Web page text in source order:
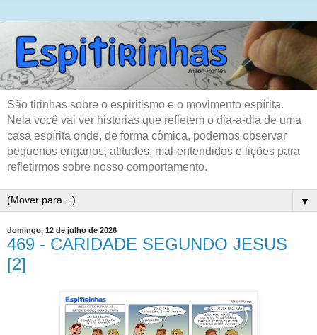
São tirinhas sobre o espiritismo e o movimento espírita.
Nela você vai ver historias que refletem o dia-a-dia de uma
casa espírita onde, de forma cômica, podemos observar
pequenos enganos, atitudes, mal-entendidos e lições para
refletirmos sobre nosso comportamento.
▼
domingo, 12 de julho de 2026
469 - CARIDADE SEGUNDO JESUS
[2]